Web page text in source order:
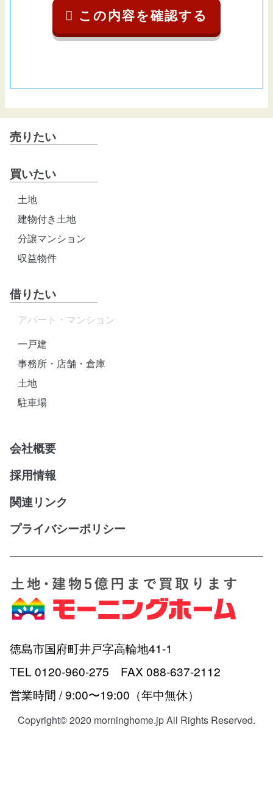
売りたい
買いたい
土地
建物付き土地
分譲マンション
収益物件
借りたい
アパート・マンション
一戸建
事務所・店舗・倉庫
土地
駐車場
会社概要
採用情報
関連リンク
プライバシーポリシー
徳島市国府町井戸字高輪地41-1
TEL 0120-960-275 FAX 088-637-2112
営業時間 / 9:00〜19:00（年中無休）
Copyright© 2020 morninghome.jp All Rights Reserved.